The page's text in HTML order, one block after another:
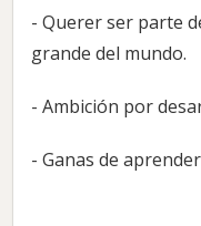
- Querer ser parte
grande del mundo.
- Ambición por
- Ganas de